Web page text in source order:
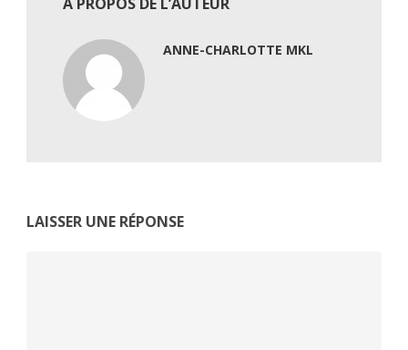
ANNE-CHARLOTTE MKL
LAISSER UNE RÉPONSE